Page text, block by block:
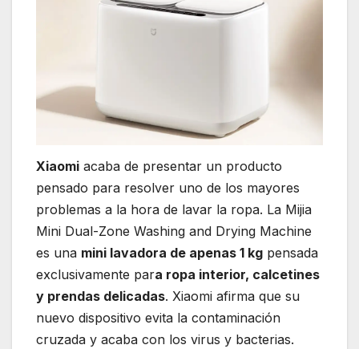
Xiaomi acaba de presentar un producto
pensado para resolver uno de los mayores
problemas a la hora de lavar la ropa. La Mijia
Mini Dual-Zone Washing and Drying Machine
es una mini lavadora de apenas 1 kg pensada
exclusivamente para ropa interior, calcetines
y prendas delicadas. Xiaomi afirma que su
nuevo dispositivo evita la contaminación
cruzada y acaba con los virus y bacterias.